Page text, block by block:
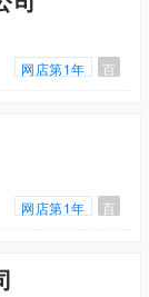
网店第1年 百
网店第1年 百